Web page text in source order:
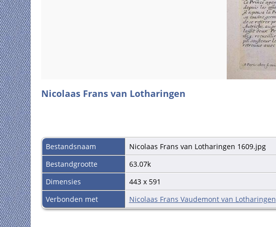
Nicolaas Frans van Lotharingen
Bestandsnaam
Nicolaas Frans van Lotharingen 1609.jpg
Bestandgrootte
63.07k
Dimensies
443 x 591
Verbonden met
Nicolaas Frans Vaudemont van Lotharingen